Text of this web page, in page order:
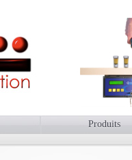
Produits